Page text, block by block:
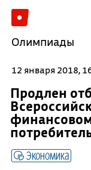
Олимпиады
12 января 2018,
Продлен
Экономика